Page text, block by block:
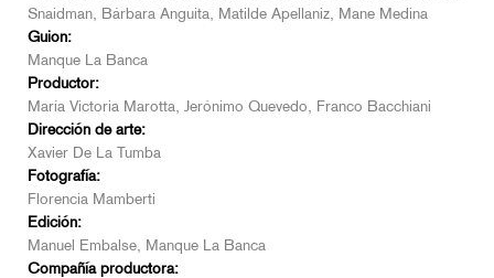
Snaidman, Bárbara Anguita, Matilde Apellaniz, Mane Medina
Guion:
Manque La Banca
Productor:
María Victoria Marotta, Jerónimo Quevedo, Franco Bacchiani
Dirección de arte:
Xavier De La Tumba
Fotografía:
Florencia Mamberti
Edición:
Manuel Embalse, Manque La Banca
Compañía productora: